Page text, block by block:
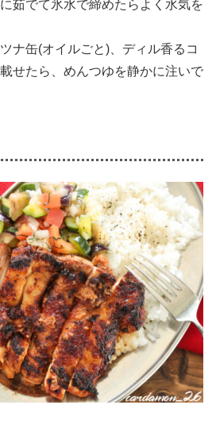
茹でて氷水で締めたらよく水気を
ナ缶(オイルごと)、ディル香るコ
せたら、めんつゆを静かに注いで